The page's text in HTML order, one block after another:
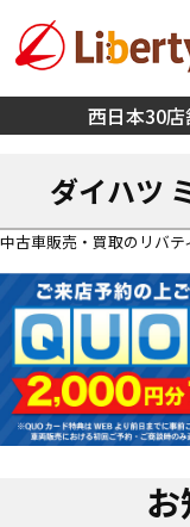
西日本30
ダイハツ
中古車販売・買取のリバテ